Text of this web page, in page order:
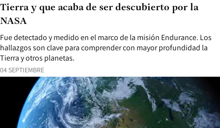
04 SEPTIEMBRE
Fue detectado y medido en el marco de la misión Endurance. Los
hallazgos son clave para comprender con mayor profundidad la
Tierra y otros planetas.
Tierra y que acaba de ser descubierto por la
NASA